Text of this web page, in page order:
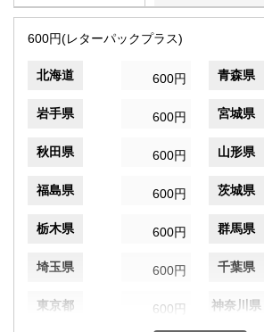
600円(レターパックプラス)
北海道 600円 青森県
岩手県 600円 宮城県
秋田県 600円 山形県
福島県 600円 茨城県
栃木県 600円 群馬県
埼玉県 600円 千葉県
東京都 600円 神奈川県